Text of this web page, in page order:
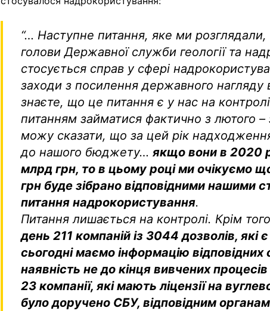
“… Наступне питання, яке ми розглядали,
голови Державної служби геології та
стосується справ у сфері
заходи з посилення державного нагляду
знаєте, що це питання є у нас на
питанням займатися фактично з лютого –
можу сказати, що за цей рік надходження
до нашого бюджету…якщо вони в 2020
млрд грн, то в цьому році ми очікуємо
грн буде зібрано відповідними нашими
питання надрокористування.
Питання лишається на контролі. Крім
день 211 компаній із 3044 дозволів, які
сьогодні маємо інформацію
наявність не до кінця вивчених процесів
23 компанії, які мають ліцензії на
було доручено СБУ, відповідним